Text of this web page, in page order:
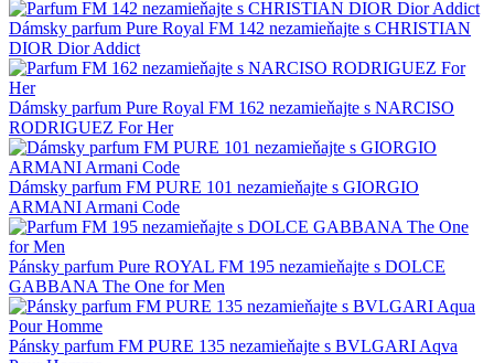
Dámsky parfum Pure Royal FM 142 nezamieňajte s CHRISTIAN
DIOR Dior Addict
Dámsky parfum Pure Royal FM 162 nezamieňajte s NARCISO
RODRIGUEZ For Her
Dámsky parfum FM PURE 101 nezamieňajte s GIORGIO
ARMANI Armani Code
Pánsky parfum Pure ROYAL FM 195 nezamieňajte s DOLCE
GABBANA The One for Men
Pánsky parfum FM PURE 135 nezamieňajte s BVLGARI Aqva